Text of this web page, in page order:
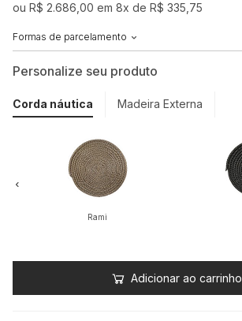
ou R$ 2.686,00 em 8x de R$ 335,75
Formas de parcelamento
Personalize seu produto
Corda náutica Madeira Externa
Rami
Adicionar ao carrinho